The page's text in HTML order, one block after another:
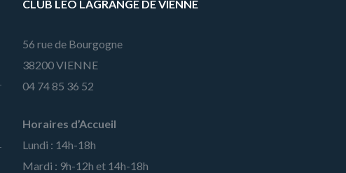
CLUB LÉO LAGRANGE DE VIENNE
56 rue de Bourgogne
38200 VIENNE
04 74 85 36 52
Horaires d’Accueil
Lundi : 14h-18h
Mardi : 9h-12h et 14h-18h